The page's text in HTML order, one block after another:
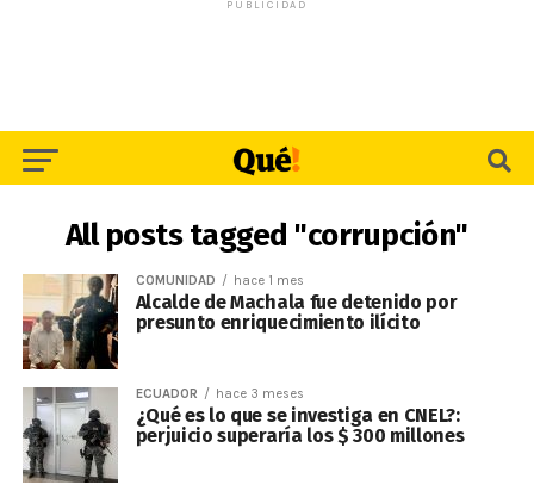
PUBLICIDAD
All posts tagged "corrupción"
COMUNIDAD hace 1 mes
Alcalde de Machala fue detenido por
presunto enriquecimiento ilícito
ECUADOR hace 3 meses
¿Qué es lo que se investiga en CNEL?:
perjuicio superaría los $ 300 millones